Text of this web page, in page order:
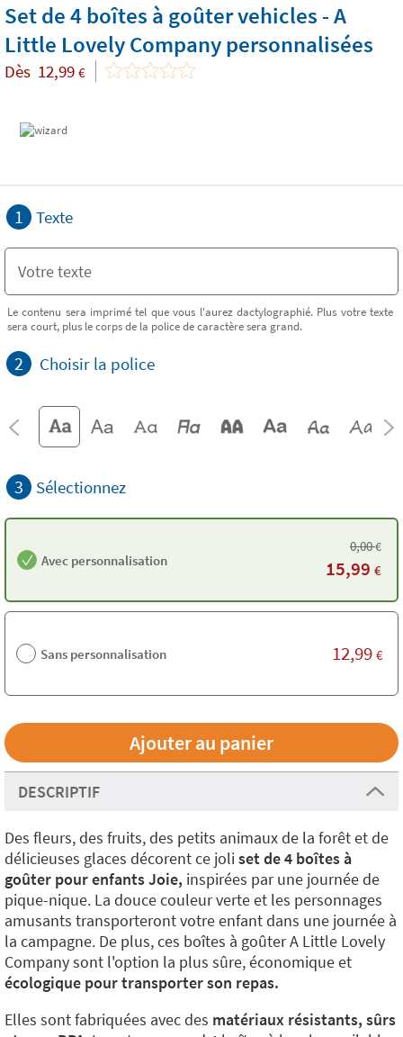
Set de 4 boîtes à goûter vehicles - A
Little Lovely Company personnalisées
Dès 12,99 €
1 Texte
Le contenu sera imprimé tel que vous l'aurez dactylographié. Plus votre texte
sera court, plus le corps de la police de caractère sera grand.
2 Choisir la police
3 Sélectionnez
Avec personnalisation
0,00€
15,99 €
Sans personnalisation 12,99 €
DESCRIPTIF
Des fleurs, des fruits, des petits animaux de la forêt et de
délicieuses glaces décorent ce joliset de 4 boîtes à
goûter pour enfants Joie, inspirées par une journée de
pique-nique. La douce couleur verte et les personnages
amusants transporteront votre enfant dans une journée à
la campagne. De plus, ces boîtes à goûter A Little Lovely
Company sont l'option la plus sûre, économique et
écologique pour transporter son repas.
Elles sont fabriquées avec des matériaux résistants, sûrs